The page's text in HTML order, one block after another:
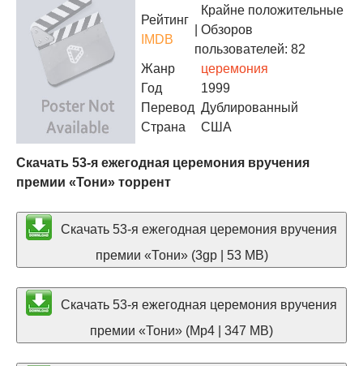
Рейтинг
IMDB
Крайне положительные
| Обзоров
пользователей: 82
Жанр
церемония
Год
1999
Перевод Дублированный
Страна
США
Скачать 53-я ежегодная церемония вручения
премии «Тони» торрент
Скачать 53-я ежегодная церемония вручения
премии «Тони» (3gp | 53 MB)
Скачать 53-я ежегодная церемония вручения
премии «Тони» (Mp4 | 347 MB)